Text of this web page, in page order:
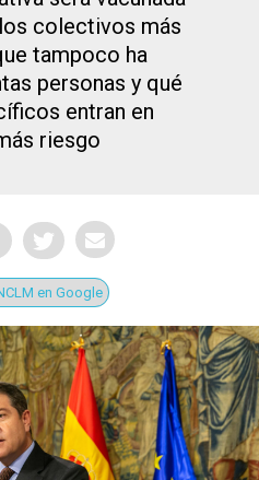
colectivos más
tampoco ha
personas y qué
entran en
riesgo
en Google